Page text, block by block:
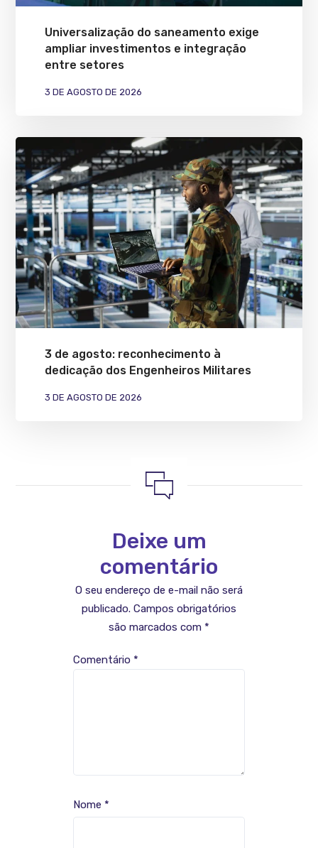
Universalização do saneamento exige
ampliar investimentos e integração
entre setores
3 DE AGOSTO DE 2026
3 de agosto: reconhecimento à
dedicação dos Engenheiros Militares
3 DE AGOSTO DE 2026
Deixe um
comentário
O seu endereço de e-mail não será
publicado. Campos obrigatórios
são marcados com *
Comentário *
Nome *